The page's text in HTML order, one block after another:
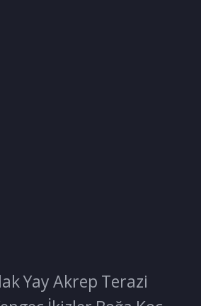
YayAkrep Terazi